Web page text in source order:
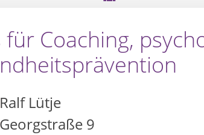
für Coaching,
Ralf Lütje
Georgstraße 9